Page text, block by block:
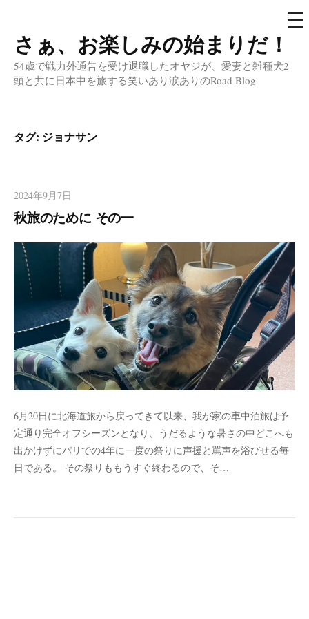
コ
ン
テ
へ
ッ
プ
さぁ、お楽しみの始まりだ！
54歳で戦力外通告を受け退職したオヤジが、愛妻と雑種犬2
頭と共に日本中を旅する笑いあり涙ありのRoad Blog
メ
ニ
タグ: ジョナサン
2024年9月7日
秋旅のために その一
6月20日に北海道旅から戻ってきて以来、我が家の車中泊旅は予
定通り完全オフシーズンとなり、うだるような暑さの中どこへも
出かけずにパリでの4年に一度の祭りに声援と罵声を浴びせる毎
日である。 その祭りももうすぐ終わるので、そ…